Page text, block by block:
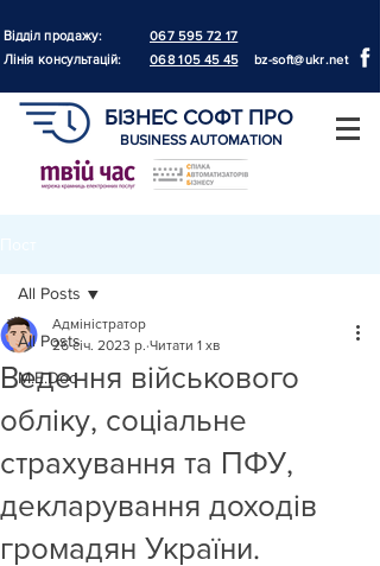
Відділ продажу:
067 595 72 17
Лінія консультацій:
068 105 45 45 bz-soft@ukr.net
БІЗНЕС СОФТ ПРО
BUSINESS AUTOMATION
All Posts
M.E.Doc
All Posts
Ведення військового
обліку, соціальне
страхування та ПФУ,
декларування доходів
громадян України.
Адміністратор
26 січ. 2023 р. Читати 1 хв